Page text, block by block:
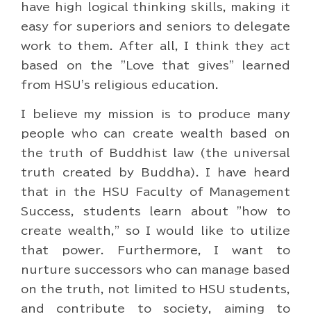
have high logical thinking skills, making it
easy for superiors and seniors to delegate
work to them. After all, I think they act
based on the "Love that gives" learned
from HSU's religious education.
I believe my mission is to produce many
people who can create wealth based on
the truth of Buddhist law (the universal
truth created by Buddha). I have heard
that in the HSU Faculty of Management
Success, students learn about "how to
create wealth," so I would like to utilize
that power. Furthermore, I want to
nurture successors who can manage based
on the truth, not limited to HSU students,
and contribute to society, aiming to